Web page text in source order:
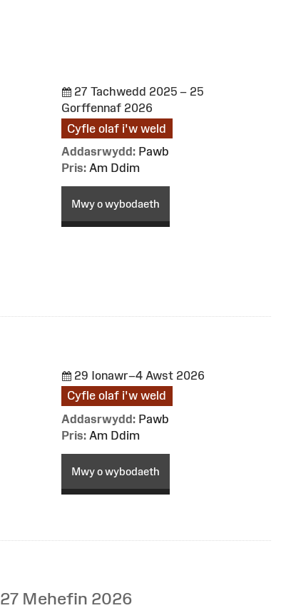
27 Tachwedd 2025 – 25
Gorffennaf 2026
Cyfle olaf i'w weld
Addasrwydd: Pawb
Pris: Am Ddim
Mwy o wybodaeth
29 Ionawr–4 Awst 2026
Cyfle olaf i'w weld
Addasrwydd: Pawb
Pris: Am Ddim
Mwy o wybodaeth
27 Mehefin 2026